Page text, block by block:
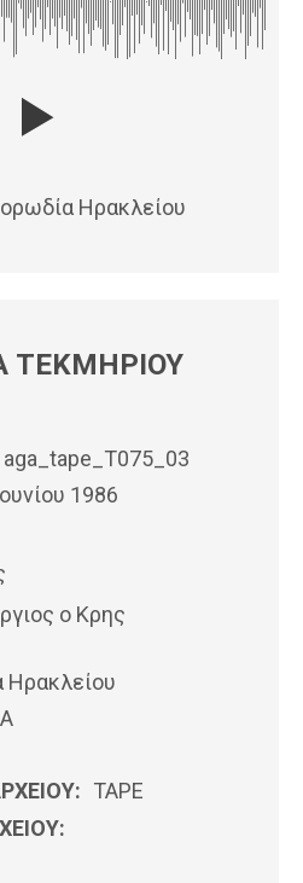
Ηρακλείου
ΤΕΚΜΗΡΙΟΥ
aga_tape_T075_03
1986
ο Κρης
Ηρακλείου
TAPE